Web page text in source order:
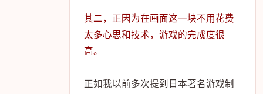
其二，正因为在画面这一块不用花费
太多心思和技术，游戏的完成度很
高。
正如我以前多次提到日本著名游戏制